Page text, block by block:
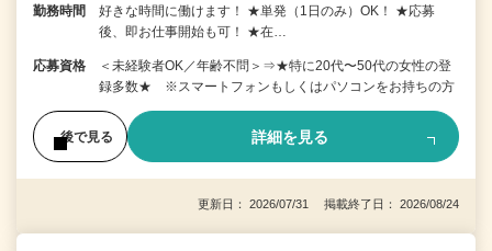
勤務時間
好きな時間に働けます！ ★単発（1日のみ）OK！ ★応募
後、即お仕事開始も可！ ★在…
応募資格
＜未経験者OK／年齢不問＞⇒★特に20代〜50代の女性の登
録多数★ ※スマートフォンもしくはパソコンをお持ちの方
後で見る 詳細を見る
更新日： 2026/07/31 掲載終了日： 2026/08/24